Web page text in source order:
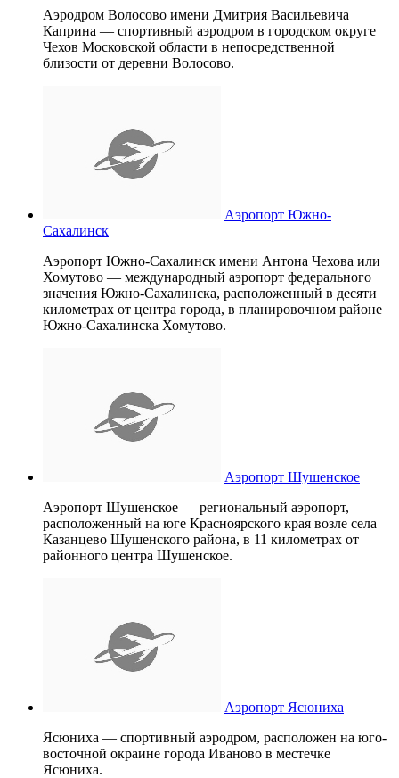
Аэродром Волосово имени Дмитрия Васильевича
Каприна — спортивный аэродром в городском округе
Чехов Московской области в непосредственной
близости от деревни Волосово.
Аэропорт Южно-
Сахалинск
Аэропорт Южно-Сахалинск имени Антона Чехова или
Хомутово — международный аэропорт федерального
значения Южно-Сахалинска, расположенный в десяти
километрах от центра города, в планировочном районе
Южно-Сахалинска Хомутово.
Аэропорт Шушенское
Аэропорт Шушенское — региональный аэропорт,
расположенный на юге Красноярского края возле села
Казанцево Шушенского района, в 11 километрах от
районного центра Шушенское.
Аэропорт Ясюниха
Ясюниха — спортивный аэродром, расположен на юго-
восточной окраине города Иваново в местечке
Ясюниха.